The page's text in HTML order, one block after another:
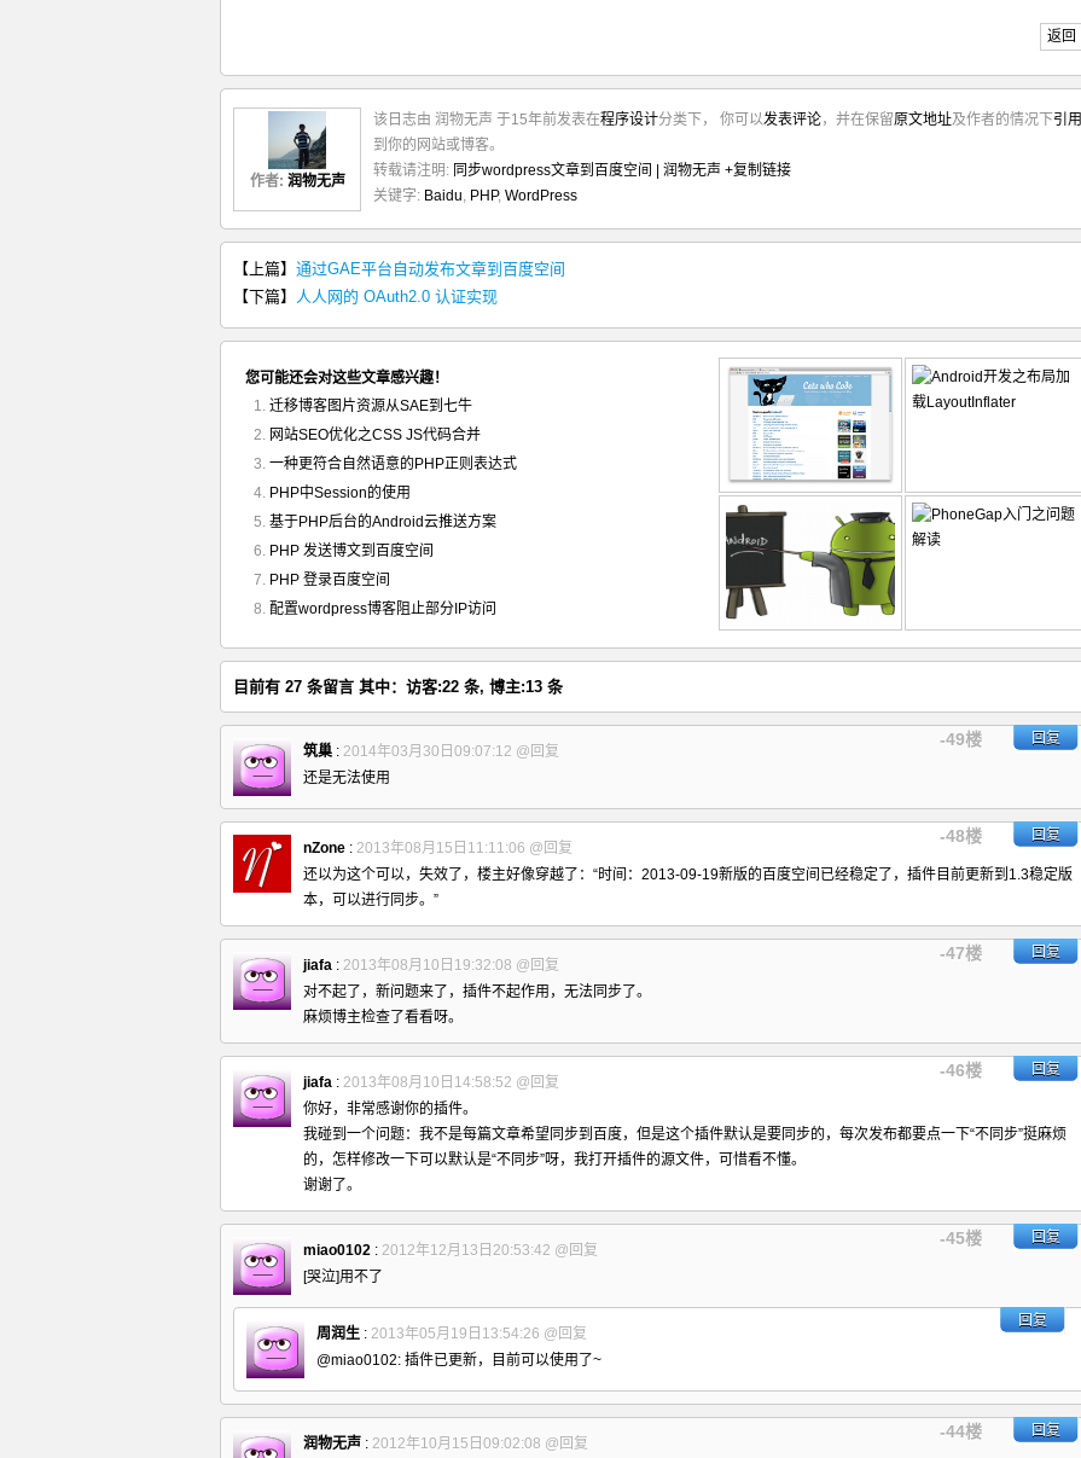
返回
作者: 润物无声
该日志由 润物无声 于15年前发表在程序设计分类下， 你可以发表评论，并在保留原文地址及作者的情况下引用
到你的网站或博客。
转载请注明: 同步wordpress文章到百度空间 | 润物无声 +复制链接
关键字: Baidu, PHP, WordPress
【上篇】 通过GAE平台自动发布文章到百度空间
【下篇】 人人网的 OAuth2.0 认证实现
您可能还会对这些文章感兴趣！
迁移博客图片资源从SAE到七牛
网站SEO优化之CSS JS代码合并
一种更符合自然语意的PHP正则表达式
PHP中Session的使用
基于PHP后台的Android云推送方案
PHP 发送博文到百度空间
PHP 登录百度空间
配置wordpress博客阻止部分IP访问
目前有 27 条留言 其中：访客:22 条, 博主:13 条
筑巢 : 2014年03月30日09:07:12
-49楼
@回复
回复
还是无法使用
nZone : 2013年08月15日11:11:06
-48楼
@回复
回复
还以为这个可以，失效了，楼主好像穿越了：“时间：2013-09-19新版的百度空间已经稳定了，插件目前更新到1.3稳定版
本，可以进行同步。”
jiafa : 2013年08月10日19:32:08
-47楼
@回复
回复
对不起了，新问题来了，插件不起作用，无法同步了。
麻烦博主检查了看看呀。
jiafa : 2013年08月10日14:58:52
-46楼
@回复
回复
你好，非常感谢你的插件。
我碰到一个问题：我不是每篇文章希望同步到百度，但是这个插件默认是要同步的，每次发布都要点一下“不同步”挺麻烦
的，怎样修改一下可以默认是“不同步”呀，我打开插件的源文件，可惜看不懂。
谢谢了。
miao0102 : 2012年12月13日20:53:42
-45楼
@回复
回复
[哭泣]用不了
周润生 : 2013年05月19日13:54:26 @回复
回复
@miao0102: 插件已更新，目前可以使用了~
润物无声 : 2012年10月15日09:02:08
-44楼
@回复
回复